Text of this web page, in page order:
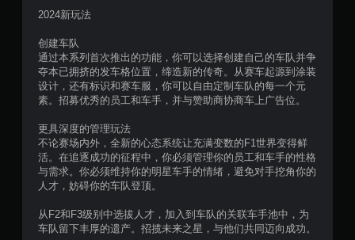
8
0
个
评
价
2024新玩法
创建车队
通过本系列首次推出的功能，你可以选择创建自己的车队并争
夺本已拥挤的发车格位置，缔造新的传奇。从赛车起源到涂装
设计，还有标识和赛车服，你可以自由定制车队的每一个元
素。招募优秀的员工和车手，并与赞助商协商车上广告位。
更具深度的管理玩法
不论赛场内外，全新的心态系统让充满变数的F1世界变得鲜
活。在追逐成功的征程中，你必须管理你的员工和车手的性格
与需求。你必须维持你的明星车手的情绪，避免对手挖角你的
人才，妨碍你的车队登顶。
从F2和F3级别中选拔人才，加入到车队的关联车手池中，为
车队留下丰厚的遗产。招揽未来之星，与他们共同迈向成功。